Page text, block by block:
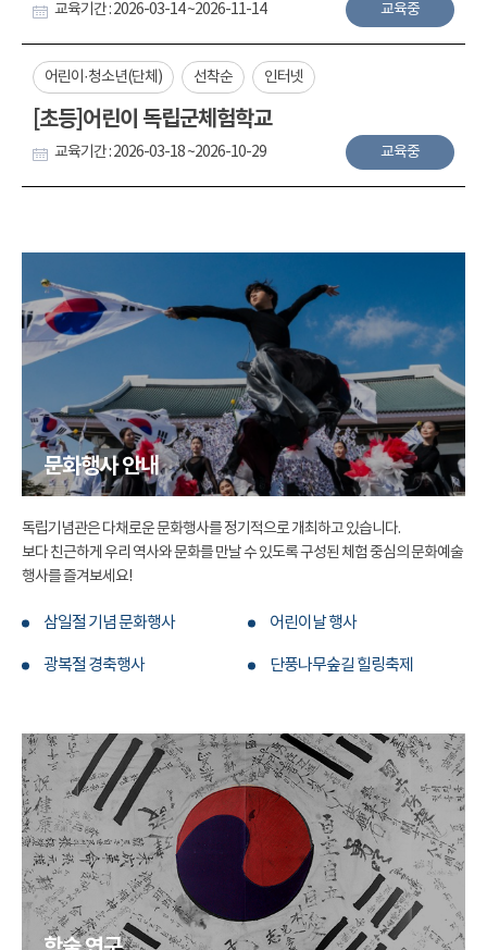
교육기간 : 2026-03-14 ~2026-11-14 교육중
어린이·청소년(단체) 선착순 인터넷
[초등]어린이 독립군체험학교
교육기간 : 2026-03-18 ~2026-10-29 교육중
문화행사 안내
독립기념관은 다채로운 문화행사를 정기적으로 개최하고 있습니다.
보다 친근하게 우리 역사와 문화를 만날 수 있도록 구성된 체험 중심의 문화예술
행사를 즐겨보세요!
삼일절 기념 문화행사 어린이날 행사
광복절 경축행사 단풍나무숲길 힐링축제